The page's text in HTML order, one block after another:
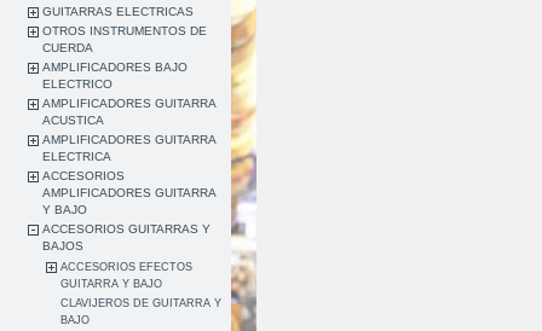
GUITARRAS ELECTRICAS
OTROS INSTRUMENTOS DE
CUERDA
AMPLIFICADORES BAJO
ELECTRICO
AMPLIFICADORES GUITARRA
ACUSTICA
AMPLIFICADORES GUITARRA
ELECTRICA
ACCESORIOS
AMPLIFICADORES GUITARRA
Y BAJO
ACCESORIOS GUITARRAS Y
BAJOS
ACCESORIOS EFECTOS
GUITARRA Y BAJO
CLAVIJEROS DE GUITARRA Y
BAJO